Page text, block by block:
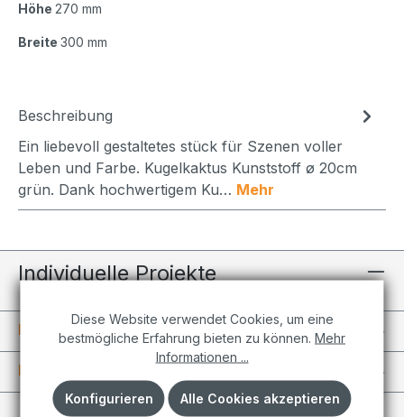
Höhe 270 mm
Breite 300 mm
Beschreibung
Ein liebevoll gestaltetes stück für Szenen voller
Leben und Farbe. Kugelkaktus Kunststoff ø 20cm
grün. Dank hochwertigem Ku… Mehr
Individuelle Projekte
Informationen
Kundenkonto
Diese Website verwendet Cookies, um eine
bestmögliche Erfahrung bieten zu können. Mehr
Informationen ...
Konfigurieren Alle Cookies akzeptieren